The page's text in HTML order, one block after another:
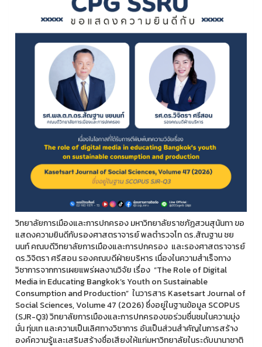
วิทยาลัยการเมืองและการปกครอง มหาวิทยาลัยราชภัฏสวนสุนันทา ขอ
แสดงความยินดีกับรองศาสตราจารย์ พลตำรวจโท ดร.สัณฐาน ชย
นนท์ คณบดีวิทยาลัยการเมืองและการปกครอง และรองศาสตราจารย์
ดร.วิจิตรา ศรีสอน รองคณบดีฝ่ายบริหาร เนื่องในความสำเร็จทาง
วิชาการจากการเผยแพร่ผลงานวิจัย เรื่อง “The Role of Digital
Media in Educating Bangkok’s Youth on Sustainable
Consumption and Production” ในวารสาร Kasetsart Journal of
Social Sciences, Volume 47 (2026) ซึ่งอยู่ในฐานข้อมูล SCOPUS
(SJR-Q3) วิทยาลัยการเมืองและการปกครองขอร่วมชื่นชมในความมุ่ง
มั่น ทุ่มเท และความเป็นเลิศทางวิชาการ อันเป็นส่วนสำคัญในการสร้าง
องค์ความรู้และเสริมสร้างชื่อเสียงให้แก่มหาวิทยาลัยในระดับนานาชาติ